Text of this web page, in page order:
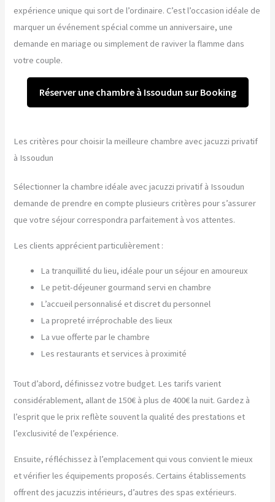
expérience unique qui sort de l’ordinaire. C’est l’occasion idéale de
marquer un événement spécial comme un anniversaire, une
demande en mariage ou simplement de raviver la flamme dans
votre couple.
Réserver une chambre à Issoudun sur Booking
Les critères pour choisir la meilleure chambre avec jacuzzi privatif
à Issoudun
Sélectionner la chambre idéale avec jacuzzi privatif à Issoudun
demande de prendre en compte plusieurs critères pour s’assurer
que votre séjour correspondra parfaitement à vos attentes.
Les clients apprécient particulièrement :
La tranquillité du lieu, idéale pour un séjour en amoureux
Le petit-déjeuner gourmand servi en chambre
L’accueil personnalisé et discret du personnel
La propreté irréprochable des lieux
La vue offerte par le chambre
Les restaurants et services à proximité
Tout d’abord, définissez votre budget. Les tarifs varient
considérablement, allant de 150€ à plus de 400€ la nuit. Gardez à
l’esprit que le prix reflète souvent la qualité des prestations et
l’exclusivité de l’expérience.
Ensuite, réfléchissez à l’emplacement qui vous convient le mieux
et vérifier les équipements proposés. Certains établissements
offrent des jacuzzis intérieurs, d’autres des spas extérieurs.